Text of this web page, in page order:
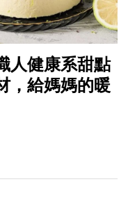
人健康系甜點
，給媽媽的暖